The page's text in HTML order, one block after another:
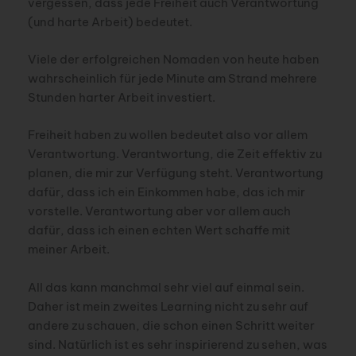
(und harte Arbeit) bedeutet.
Viele der erfolgreichen Nomaden von heute haben
wahrscheinlich für jede Minute am Strand mehrere
Stunden harter Arbeit investiert.
Freiheit haben zu wollen bedeutet also vor allem
Verantwortung. Verantwortung, die Zeit effektiv zu
planen, die mir zur Verfügung steht. Verantwortung
dafür, dass ich ein Einkommen habe, das ich mir
vorstelle. Verantwortung aber vor allem auch
dafür, dass ich einen echten Wert schaffe mit
meiner Arbeit.
All das kann manchmal sehr viel auf einmal sein.
Daher ist mein zweites Learning nicht zu sehr auf
andere zu schauen, die schon einen Schritt weiter
sind. Natürlich ist es sehr inspirierend zu sehen, was